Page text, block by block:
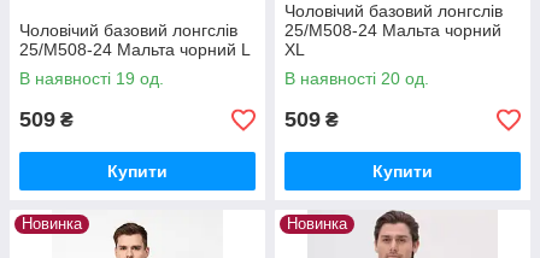
Чоловічий базовий лонгслів
25/М508-24 Мальта чорний L
В наявності 19 од.
509 ₴
Купити
Чоловічий базовий лонгслів
25/М508-24 Мальта чорний
XL
В наявності 20 од.
509 ₴
Купити
Новинка Новинка